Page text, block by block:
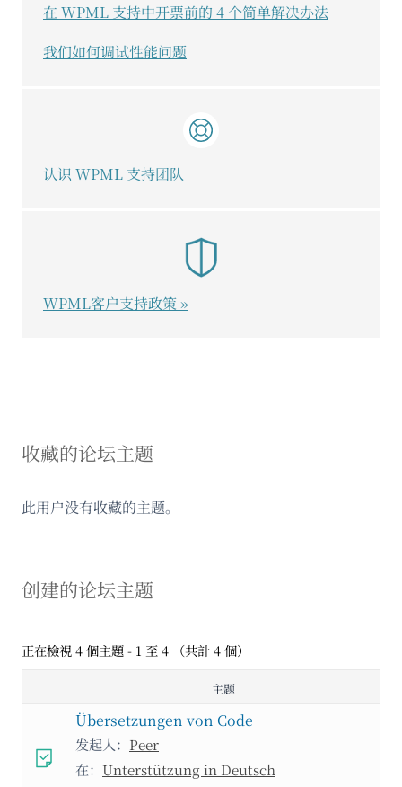
收藏的论坛主题
此用户没有收藏的主题。
创建的论坛主题
正在檢視 4 個主題 - 1 至 4 （共計 4 個）
主题
Übersetzungen von Code
发起人： Peer
在： Unterstützung in Deutsch
在 WPML 支持中开票前的 4 个简单解决办法
我们如何调试性能问题
认识 WPML 支持团队
WPML客户支持政策 »